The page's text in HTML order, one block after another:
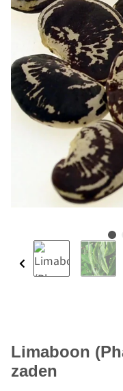
Limaboon
zaden